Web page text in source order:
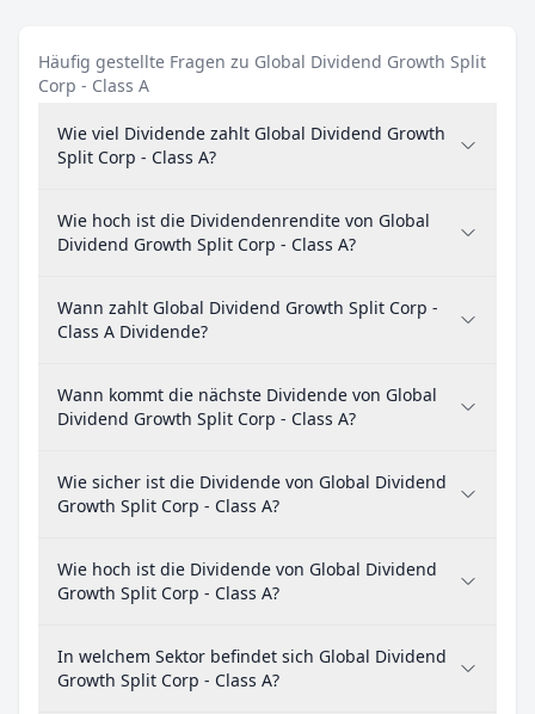
Häufig gestellte Fragen zu Global Dividend Growth Split
Corp - Class A
Wie viel Dividende zahlt Global Dividend Growth
Split Corp - Class A?
Wie hoch ist die Dividendenrendite von Global
Dividend Growth Split Corp - Class A?
Wann zahlt Global Dividend Growth Split Corp -
Class A Dividende?
Wann kommt die nächste Dividende von Global
Dividend Growth Split Corp - Class A?
Wie sicher ist die Dividende von Global Dividend
Growth Split Corp - Class A?
Wie hoch ist die Dividende von Global Dividend
Growth Split Corp - Class A?
In welchem Sektor befindet sich Global Dividend
Growth Split Corp - Class A?